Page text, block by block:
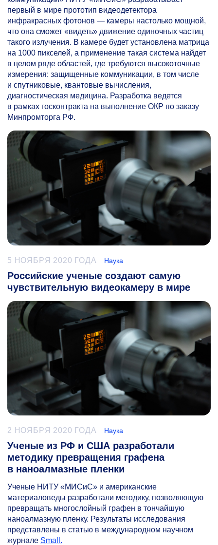
первый в мире прототип видеодетектора
инфракрасных фотонов — камеры настолько мощной,
что она сможет «видеть» движение одиночных частиц
такого излучения. В камере будет установлена матрица
на 1000 пикселей, а применение такая система найдет
в целом ряде областей, где требуются высокоточные
измерения: защищенные коммуникации, в том числе
и спутниковые, квантовые вычисления,
диагностическая медицина. Разработка ведется
в рамках госконтракта на выполнение ОКР по заказу
Минпромторга РФ.
5 НОЯБРЯ 2020 ГОДА Наука
Российские ученые создают самую
чувствительную видеокамеру в мире
2 НОЯБРЯ 2020 ГОДА Наука
Ученые из РФ и США разработали
методику превращения графена
в наноалмазные пленки
Ученые НИТУ «МИСиС» и американские
материаловеды разработали методику, позволяющую
превращать многослойный графен в тончайшую
наноалмазную пленку. Результаты исследования
представлены в статью в международном научном
журнале Small.